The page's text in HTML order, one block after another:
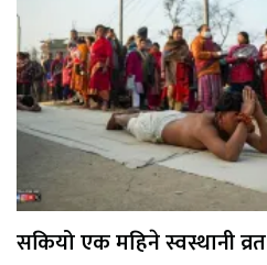
सकियो एक महिने स्वस्थानी व्रत